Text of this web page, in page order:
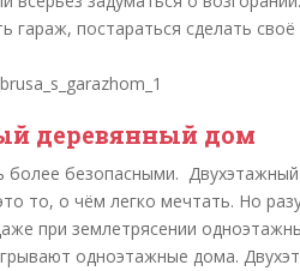
гараж, постараться сделать
деревянный дом
более безопасными.
то, о чём легко мечтать. Но
при землетрясении
одноэтажные дома.